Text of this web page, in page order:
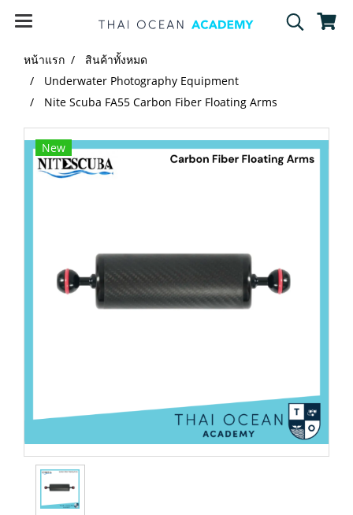
หน้าแรก
สินค้าทั้งหมด
Underwater Photography Equipment
Nite Scuba FA55 Carbon Fiber Floating Arms
New